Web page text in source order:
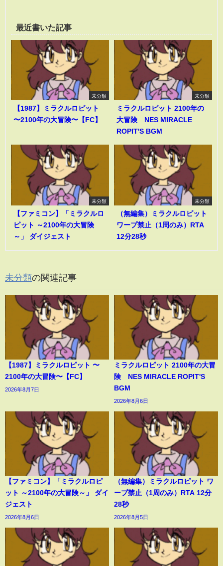
最近書いた記事
未分類
【1987】ミラクルロピット
〜2100年の大冒険〜【FC】
未分類
ミラクルロピット 2100年の
大冒険 NES MIRACLE
ROPIT'S BGM
未分類
【ファミコン】「ミラクルロ
ピット ～2100年の大冒険
～」 ダイジェスト
未分類
（無編集）ミラクルロピット
ワープ禁止（1周のみ）RTA
12分28秒
未分類の関連記事
【1987】ミラクルロピット 〜
2100年の大冒険〜【FC】
2026年8月7日
ミラクルロピット 2100年の大冒
険 NES MIRACLE ROPIT'S
BGM
2026年8月6日
【ファミコン】「ミラクルロピ
ット ～2100年の大冒険～」 ダイ
ジェスト
2026年8月6日
（無編集）ミラクルロピット ワ
ープ禁止（1周のみ）RTA 12分
28秒
2026年8月5日